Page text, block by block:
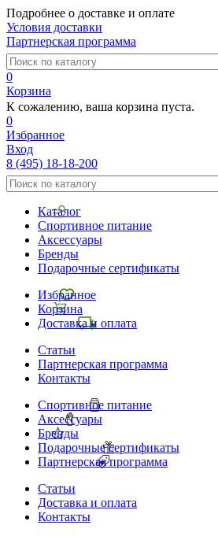
Подробнее о доставке и оплате
Условия доставки
Партнерская программа
0
Корзина
К сожалению, ваша корзина пуста.
0
Избранное
Вход
8 (495) 18-18-200
Каталог
Спортивное питание
Аксессуары
Бренды
Подарочные сертификаты
Избранное
Корзина
Доставка и оплата
Статьи
Партнерская программа
Контакты
Спортивное питание
Аксессуары
Бренды
Подарочные сертификаты
Партнерская программа
Статьи
Доставка и оплата
Контакты